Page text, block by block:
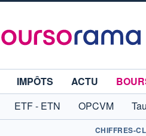
IMPÔTS ACTU
ETF - ETN OPCVM
CHIFFRES-